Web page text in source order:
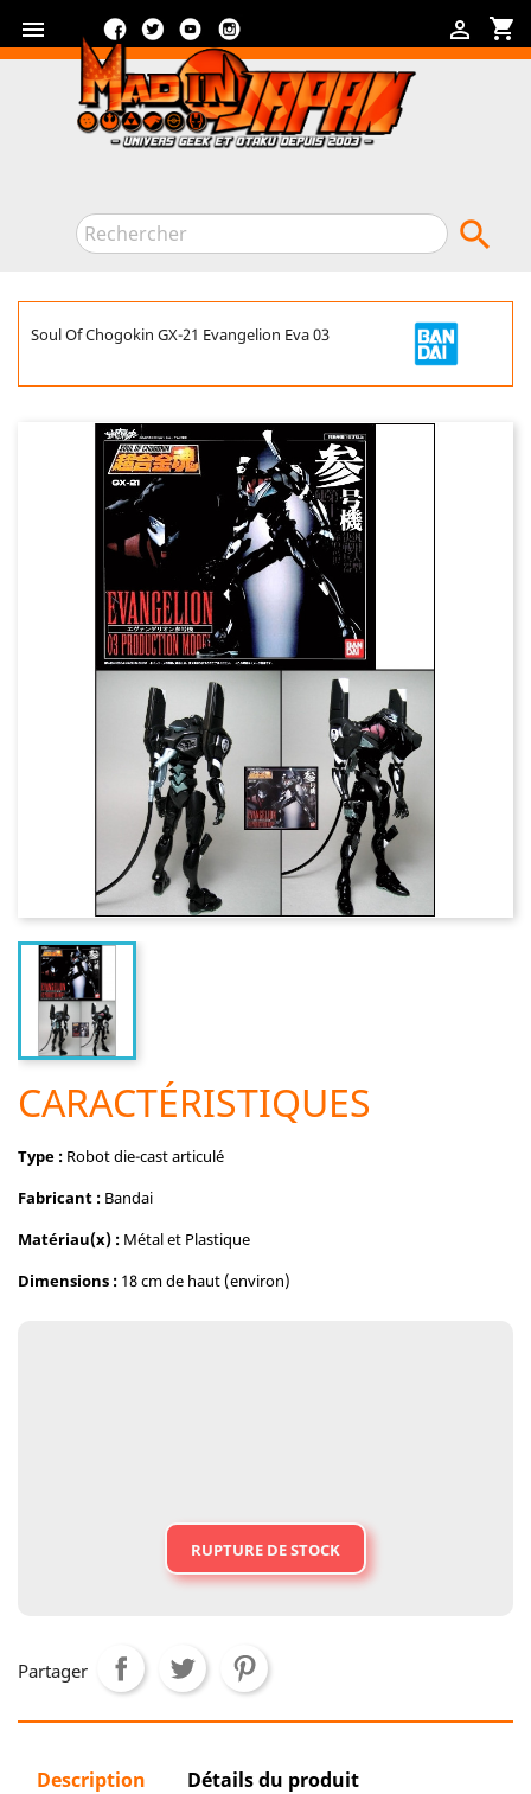
 shopping_cart

FacebookTwitterYouTube

Soul Of Chogokin GX-21 Evangelion Eva 03
CARACTÉRISTIQUES
Type : Robot die-cast articulé
Fabricant : Bandai
Matériau(x) : Métal et Plastique
Dimensions : 18 cm de haut (environ)
RUPTURE DE STOCK
Partager
Description Détails du produit